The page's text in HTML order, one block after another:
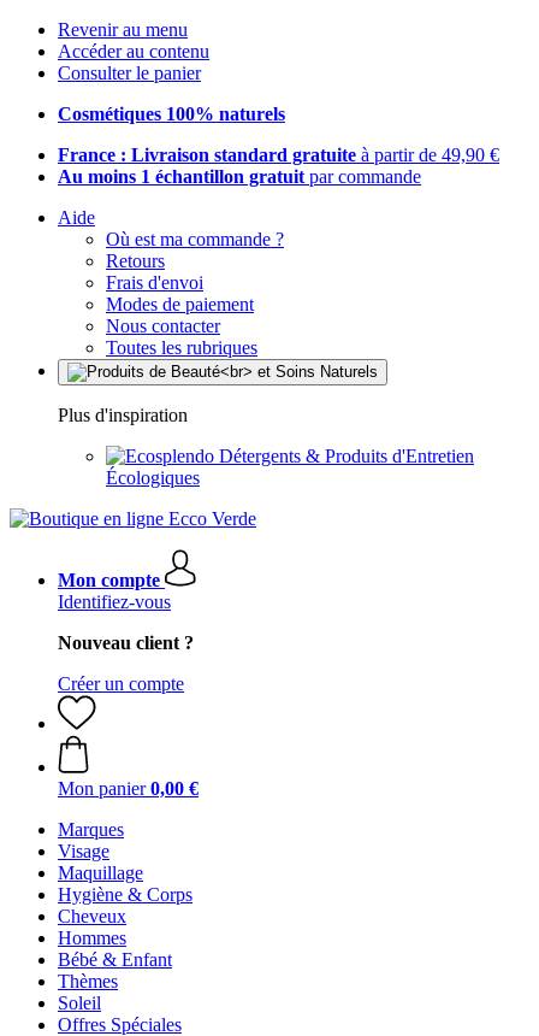
Revenir au menu
Accéder au contenu
Consulter le panier
Cosmétiques 100% naturels
France : Livraison standard gratuite à partir de 49,90 €
Au moins 1 échantillon gratuit par commande
Aide
Où est ma commande ?
Retours
Frais d'envoi
Modes de paiement
Nous contacter
Toutes les rubriques
Plus d'inspiration
Détergents & Produits d'Entretien
Écologiques
Mon compte
Identifiez-vous
Nouveau client ?
Créer un compte
Mon panier 0,00 €
Marques
Visage
Maquillage
Hygiène & Corps
Cheveux
Hommes
Bébé & Enfant
Thèmes
Soleil
Offres Spéciales